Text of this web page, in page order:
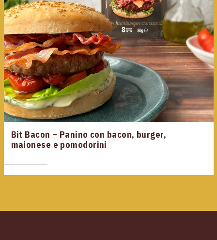
Bit Bacon – Panino con bacon, burger,
maionese e pomodorini